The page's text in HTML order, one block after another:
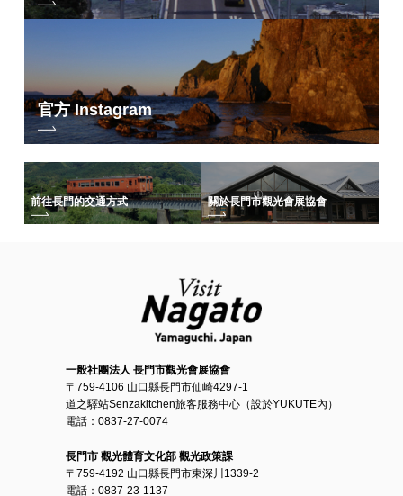
官方 Instagram
前往長門的交通方式 關於長門市觀光會展協會
一般社團法人 長門市觀光會展協會
〒759-4106 山口縣長門市仙崎4297-1
道之驛站Senzakitchen旅客服務中心（設於YUKUTE內）
電話：0837-27-0074
長門市 觀光體育文化部 觀光政策課
〒759-4192 山口縣長門市東深川1339-2
電話：0837-23-1137